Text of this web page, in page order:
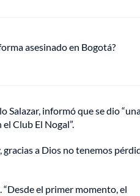
asesinado en Bogotá?
Salazar, informó que se dio
Club El Nogal”.
a Dios no tenemos
el primer momento, el